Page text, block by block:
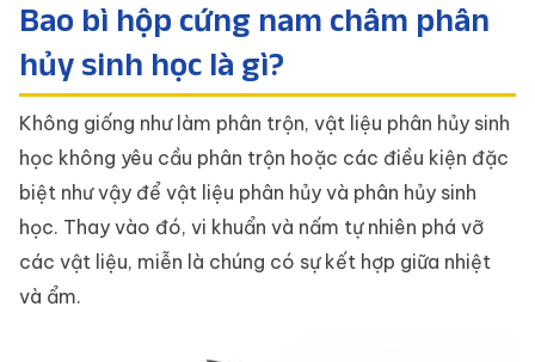
Bao bì hộp cứng nam châm phân
hủy sinh học là gì?
Không giống như làm phân trộn, vật liệu phân hủy sinh
học không yêu cầu phân trộn hoặc các điều kiện đặc
biệt như vậy để vật liệu phân hủy và phân hủy sinh
học. Thay vào đó, vi khuẩn và nấm tự nhiên phá vỡ
các vật liệu, miễn là chúng có sự kết hợp giữa nhiệt
và ẩm.